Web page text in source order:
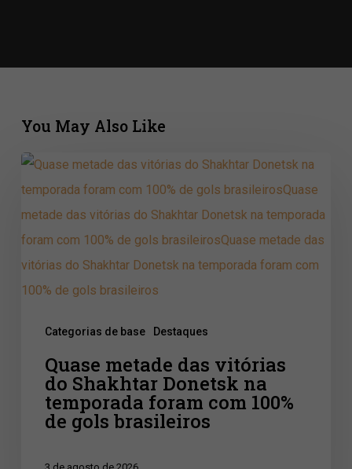
You May Also Like
Categorias de base Destaques
Quase
metade
das
vitórias
do
Shakhtar
temporada
foram
Quase metade das vitórias
do Shakhtar Donetsk na
temporada foram com 100%
de gols brasileiros